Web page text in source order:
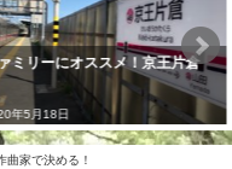
御岳山で初日の出行ったけ
ど。。。
2020年7月31日
曲家で決める！